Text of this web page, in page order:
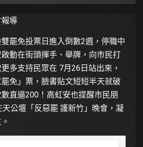
導
罷免投票日進入倒數2週，停職中
動在街頭揮手、舉牌，向市民打
多支持民眾在 7月26日站出來，
免」票，臉書貼文短短半天就破
直逼200！高虹安也提醒市民朋
公壇「反惡罷 護新竹」晚會，凝